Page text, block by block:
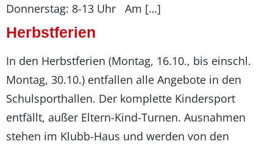
Donnerstag: 8-13 Uhr Am […]
Herbstferien
In den Herbstferien (Montag, 16.10., bis einschl.
Montag, 30.10.) entfallen alle Angebote in den
Schulsporthallen. Der komplette Kindersport
entfällt, außer Eltern-Kind-Turnen. Ausnahmen
stehen im Klubb-Haus und werden von den